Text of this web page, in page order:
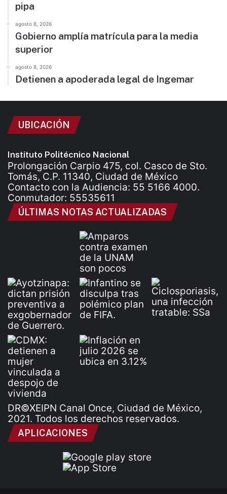
pipa
agosto 8, 2026
Gobierno amplía matrícula para la media
superior
agosto 8, 2026
Detienen a apoderada legal de Ingemar
UBICACIÓN
Instituto Politécnico Nacional
Prolongación Carpio 475, col. Casco de Sto.
Tomás, C.P. 11340, Ciudad de México
Contacto con la Audiencia: 55 5166 4000.
Conmutador: 55535611
ÚLTIMAS NOTAS ACTUALIZADAS
DR©XEIPN Canal Once, Ciudad de México,
2021. Todos los derechos reservados.
APLICACIONES